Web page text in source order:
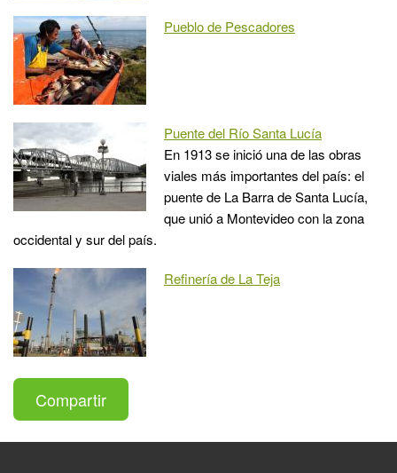
Pueblo de Pescadores
Puente del Río Santa Lucía
En 1913 se inició una de las obras
viales más importantes del país: el
puente de La Barra de Santa Lucía,
que unió a Montevideo con la zona
occidental y sur del país.
Refinería de La Teja
Compartir